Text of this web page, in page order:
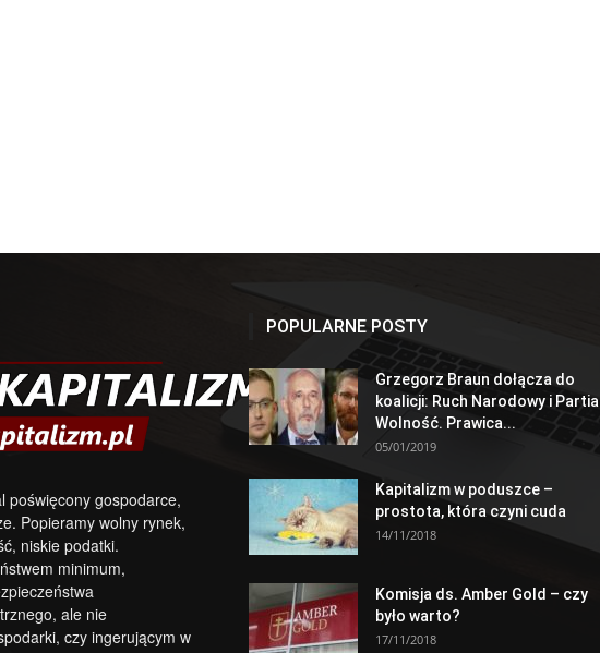
poświęcony gospodarce,
Popieramy wolny rynek,
niskie podatki.
minimum,
ale nie
czy ingerującym w
POPULARNE POSTY
Grzegorz Braun dołącza do
koalicji: Ruch Narodowy i Partia
Wolność. Prawica...
05/01/2019
Kapitalizm w poduszce –
prostota, która czyni cuda
14/11/2018
Komisja ds. Amber Gold – czy
było warto?
17/11/2018